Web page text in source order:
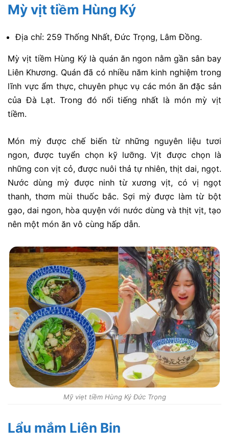
Mỳ vịt tiềm Hùng Ký
Địa chỉ: 259 Thống Nhất, Đức Trọng, Lâm Đồng.
Mỳ vịt tiềm Hùng Ký là quán ăn ngon nằm gần sân bay
Liên Khương. Quán đã có nhiều năm kinh nghiệm trong
lĩnh vực ẩm thực, chuyên phục vụ các món ăn đặc sản
của Đà Lạt. Trong đó nổi tiếng nhất là món mỳ vịt
tiềm.
Món mỳ được chế biến từ những nguyên liệu tươi
ngon, được tuyển chọn kỹ lưỡng. Vịt được chọn là
những con vịt cỏ, được nuôi thả tự nhiên, thịt dai, ngọt.
Nước dùng mỳ được ninh từ xương vịt, có vị ngọt
thanh, thơm mùi thuốc bắc. Sợi mỳ được làm từ bột
gạo, dai ngon, hòa quyện với nước dùng và thịt vịt, tạo
nên một món ăn vô cùng hấp dẫn.
Mỹ viẹt tiềm Hùng Ký Đức Trọng
Lẩu mắm Liên Bin